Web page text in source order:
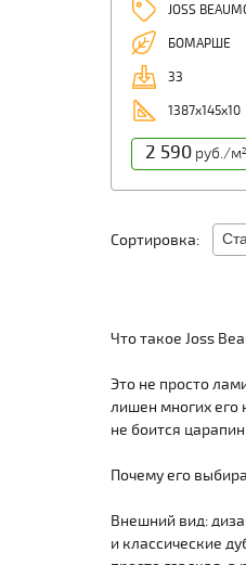
JOSS
БОМАРШЕ
33
1387x145x10
2 590руб./м2
Сортировка:
Что такое Joss
Это не просто
лишен многих его
не боится
Почему его
Внешний вид:
и классические